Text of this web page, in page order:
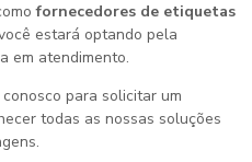
fornecedores de etiquetas
estará optando pela
em atendimento.
para solicitar um
todas as nossas soluções